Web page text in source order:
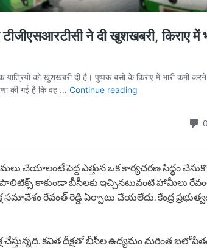
చేయాలంటే పెద్ద ఎత్తున ఒక కార్యచరణ సిద్ధం
కాకుండా బీసీలకు ఇచ్చినటువంటి హామీలు
రేవంత్ రెడ్డి ఏర్పాటు చేయలేదు. కేంద్ర
చేస్తున్నది. కవిత దీక్షతో బీసీల ఉద్యమం మరింత